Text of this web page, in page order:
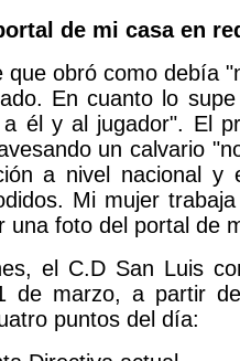
de mi casa en
que obró como debía
En cuanto lo
él y al jugador". El
un calvario
a nivel nacional y
Mi mujer
una foto del portal de
el C.D San Luis
de marzo, a partir
puntos del día: